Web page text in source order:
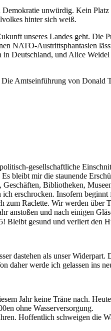
unwürdig. Kein
hinter sich weiß.
unseres Landes geht. Die
NATO-Austrittsphantasien
Deutschland, und Alice
Amtseinführung von
gesellschaftliche
bleibt mir die staunende
Bibliotheken,
erschrocken. Insofern beginnt
Raclette. Wir werden über
und nach einigen
Bleibt gesund und verliert den
dastehen als unser Widerpart.
daher werde ich gelassen ins
Jahr keine Träne nach.
ohne Wasserversorgung.
Hoffentlich schweigen die